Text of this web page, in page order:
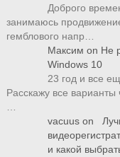
Доброго
занимаюсь
гемблового напр…
Максим on Не
Windows 10
23 год и все
Расскажу все варианты
vacuus on
и какой